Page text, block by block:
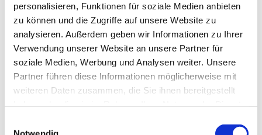
personalisieren, Funktionen für soziale Medien anbieten
zu können und die Zugriffe auf unsere Website zu
analysieren. Außerdem geben wir Informationen zu Ihrer
Verwendung unserer Website an unsere Partner für
soziale Medien, Werbung und Analysen weiter. Unsere
Partner führen diese Informationen möglicherweise mit
weiteren Daten zusammen, die Sie ihnen bereitgestellt
Dies könnte Sie auch interessieren